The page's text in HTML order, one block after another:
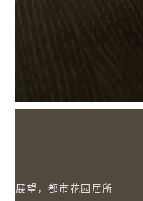
展望，都市花园居所